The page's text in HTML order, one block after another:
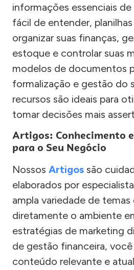
informações essenciais
fácil de entender,
organizar suas finanças,
estoque e controlar suas
modelos de documentos
formalização e gestão do
recursos são ideais para
tomar decisões mais
Artigos: Conhecimento
para o Seu Negócio
Nossos Artigos são
elaborados por
ampla variedade de
diretamente o ambiente
estratégias de marketing
de gestão financeira,
conteúdo relevante e